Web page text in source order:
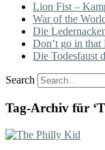
Lion Fist –
War of the
Die
Don’t go in
Die Todesfaust
Search
Tag-Archiv für